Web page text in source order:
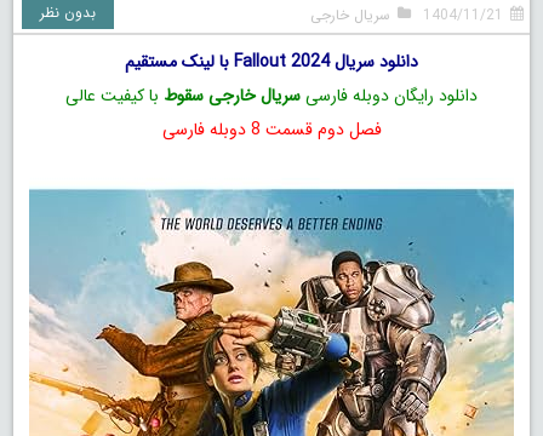
1404/11/21 سریال خارجی بدون نظر
دانلود سریال Fallout 2024 با لینک مستقیم
دانلود رایگان دوبله فارسیسریال خارجی سقوط با کیفیت عالی
فصل دوم قسمت 8 دوبله فارسی